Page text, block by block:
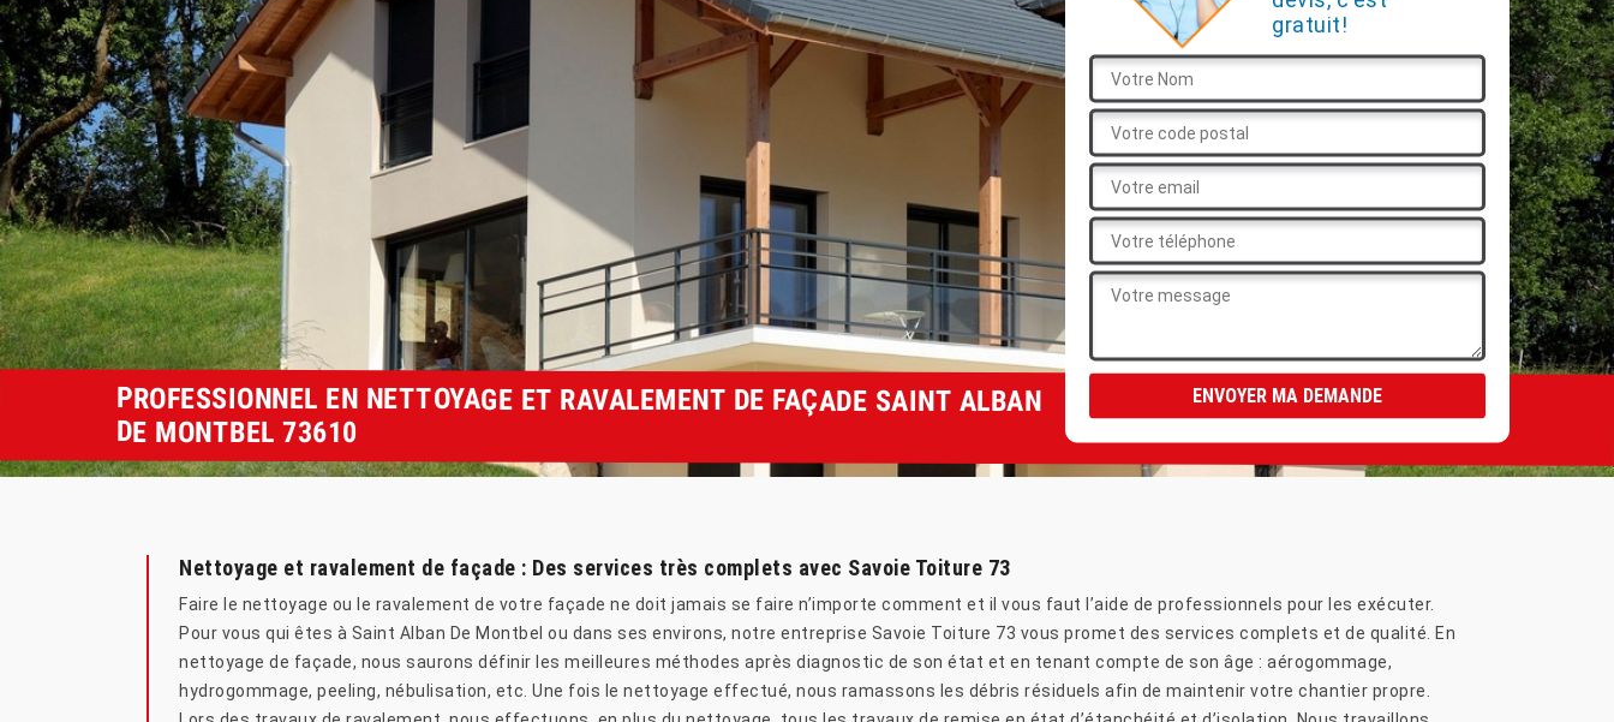
gratuit!
PROFESSIONNEL EN NETTOYAGE ET RAVALEMENT DE FAÇADE SAINT ALBAN
DE MONTBEL 73610
Nettoyage et ravalement de façade : Des services très complets avec Savoie Toiture 73
Faire le nettoyage ou le ravalement de votre façade ne doit jamais se faire n’importe comment et il vous faut l’aide de professionnels pour les exécuter.
Pour vous qui êtes à Saint Alban De Montbel ou dans ses environs, notre entreprise Savoie Toiture 73 vous promet des services complets et de qualité. En
nettoyage de façade, nous saurons définir les meilleures méthodes après diagnostic de son état et en tenant compte de son âge : aérogommage,
hydrogommage, peeling, nébulisation, etc. Une fois le nettoyage effectué, nous ramassons les débris résiduels afin de maintenir votre chantier propre.